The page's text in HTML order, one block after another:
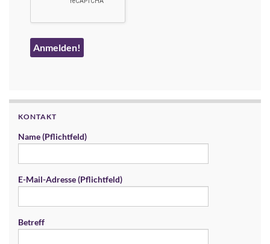
KONTAKT
Name (Pflichtfeld)
E-Mail-Adresse (Pflichtfeld)
Betreff